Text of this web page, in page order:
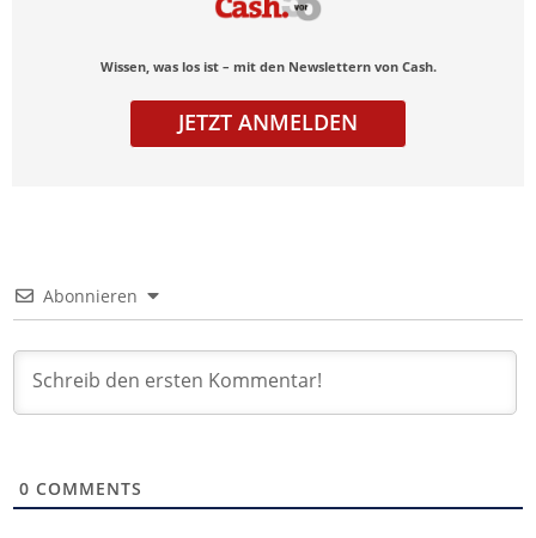
Wissen, was los ist – mit den Newslettern von Cash.
JETZT ANMELDEN
Abonnieren
0 COMMENTS